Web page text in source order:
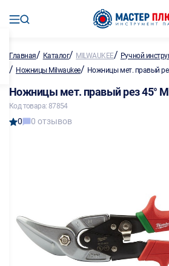
Главная/ Каталог/ MILWAUKEE/ Ручной
/ Ножницы Milwaukee/ Ножницы мет. правый
Ножницы мет. правый рез 45°
Код товара: 87854
0 0 отзывов